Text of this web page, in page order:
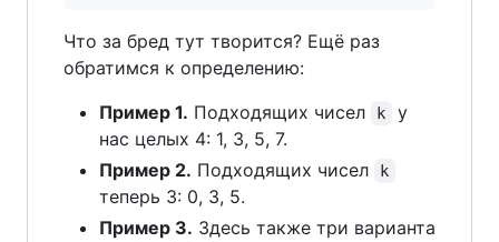
Что за бред тут творится? Ещё раз
обратимся к определению:
Пример 1. Подходящих чисел k
у
нас целых 4: 1, 3, 5, 7.
Пример 2. Подходящих чисел k
теперь 3: 0, 3, 5.
Пример 3. Здесь также три варианта